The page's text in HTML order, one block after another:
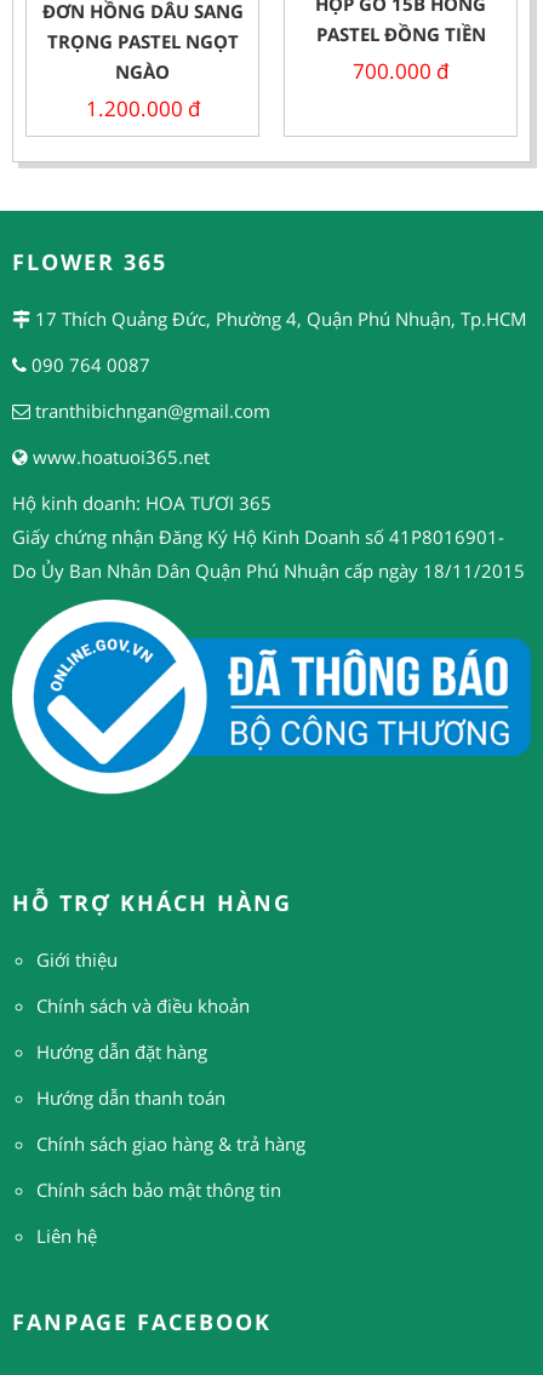
ĐƠN HỒNG DÂU SANG
TRỌNG PASTEL NGỌT
NGÀO
1.200.000 đ
PASTEL ĐỒNG TIỀN
700.000 đ
FLOWER 365
17 Thích Quảng Đức, Phường 4, Quận Phú Nhuận, Tp.HCM
090 764 0087
tranthibichngan@gmail.com
www.hoatuoi365.net
Hộ kinh doanh: HOA TƯƠI 365
Giấy chứng nhận Đăng Ký Hộ Kinh Doanh số 41P8016901-
Do Ủy Ban Nhân Dân Quận Phú Nhuận cấp ngày 18/11/2015
HỖ TRỢ KHÁCH HÀNG
Giới thiệu
Chính sách và điều khoản
Hướng dẫn đặt hàng
Hướng dẫn thanh toán
Chính sách giao hàng & trả hàng
Chính sách bảo mật thông tin
Liên hệ
FANPAGE FACEBOOK